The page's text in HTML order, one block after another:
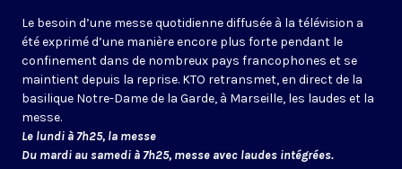
Le besoin d’une messe quotidienne diffusée à la télévision a
été exprimé d’une manière encore plus forte pendant le
confinement dans de nombreux pays francophones et se
maintient depuis la reprise. KTO retransmet, en direct de la
basilique Notre-Dame de la Garde, à Marseille, les laudes et la
messe.
Le lundi à 7h25, la messe
Du mardi au samedi à 7h25, messe avec laudes intégrées.